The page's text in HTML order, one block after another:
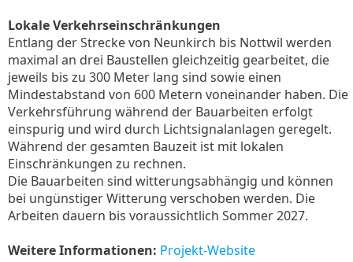
Lokale Verkehrseinschränkungen
Entlang der Strecke von Neunkirch bis Nottwil werden
maximal an drei Baustellen gleichzeitig gearbeitet, die
jeweils bis zu 300 Meter lang sind sowie einen
Mindestabstand von 600 Metern voneinander haben. Die
Verkehrsführung während der Bauarbeiten erfolgt
einspurig und wird durch Lichtsignalanlagen geregelt.
Während der gesamten Bauzeit ist mit lokalen
Einschränkungen zu rechnen.
Die Bauarbeiten sind witterungsabhängig und können
bei ungünstiger Witterung verschoben werden. Die
Arbeiten dauern bis voraussichtlich Sommer 2027.
Weitere Informationen: Projekt-Website